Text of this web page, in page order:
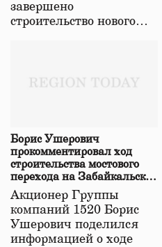
завершено
строительство нового…
Борис Ушерович
прокомментировал ход
строительства мостового
перехода на Забайкальской
железной дороге
Акционер Группы
компаний 1520 Борис
Ушерович поделился
информацией о ходе